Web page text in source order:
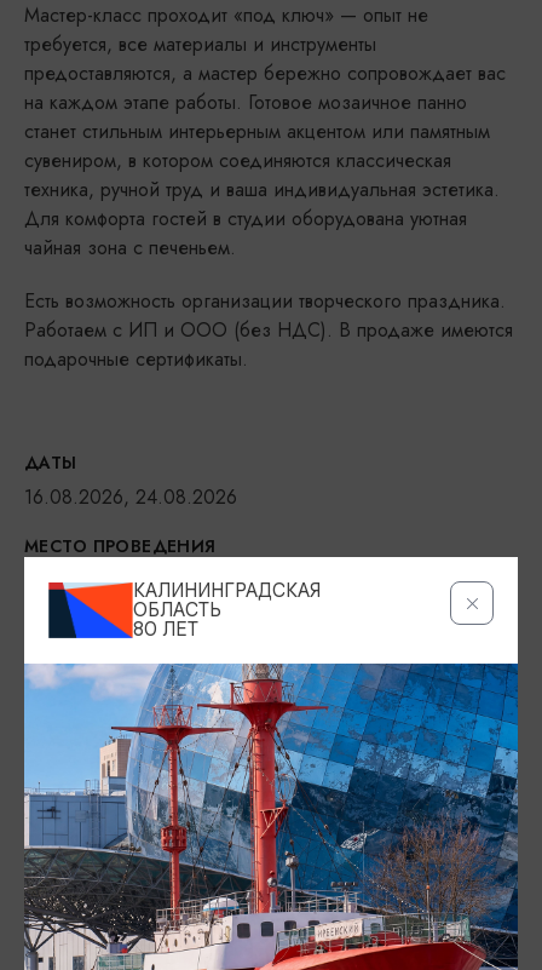
Мастер-класс проходит «под ключ» — опыт не
требуется, все материалы и инструменты
предоставляются, а мастер бережно сопровождает вас
на каждом этапе работы. Готовое мозаичное панно
станет стильным интерьерным акцентом или памятным
сувениром, в котором соединяются классическая
техника, ручной труд и ваша индивидуальная эстетика.
Для комфорта гостей в студии оборудована уютная
чайная зона с печеньем.
Есть возможность организации творческого праздника.
Работаем с ИП и ООО (без НДС). В продаже имеются
подарочные сертификаты.
ДАТЫ
16.08.2026, 24.08.2026
МЕСТО ПРОВЕДЕНИЯ
Студия «Стёкла», ул. Ушинского, 1, Калининград
Показать на карте
ТЕЛЕФОН
+7 (952) 925-32-28
ВОЗРАСТНЫЕ ОГРАНИЧЕНИЯ
16+
БИЛЕТЫ
2600 руб.
https://stekla39.ru/
КАЛИНИНГРАДСКАЯ
ОБЛАСТЬ
80 ЛЕТ